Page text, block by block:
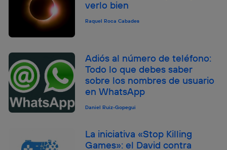
verlo bien
Raquel Roca Cabades
Adiós al número de teléfono:
Todo lo que debes saber
sobre los nombres de usuario
en WhatsApp
Daniel Ruiz-Gopegui
La iniciativa «Stop Killing
Games»: el David contra